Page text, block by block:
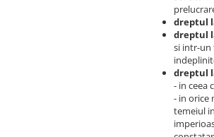
dreptul
dreptul
si intr-un
dreptul
- in ceea
- in orice
temeiul